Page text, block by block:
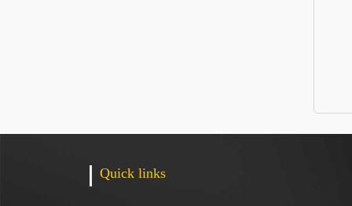
Quick links